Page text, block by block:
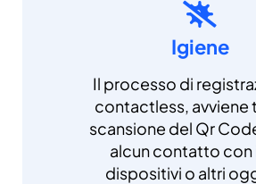
Igiene
Il processo di
contactless, avviene
scansione del Qr
alcun contatto con
dispositivi o altri